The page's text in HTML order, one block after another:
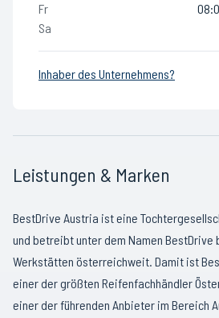
Fr
Sa
Inhaber des Unternehmens?
Leistungen & Marken
BestDrive Austria ist eine
und betreibt unter dem Namen BestDrive
Werkstätten österreichweit. Damit ist
einer der größten Reifenfachhändler
einer der führenden Anbieter im Bereich